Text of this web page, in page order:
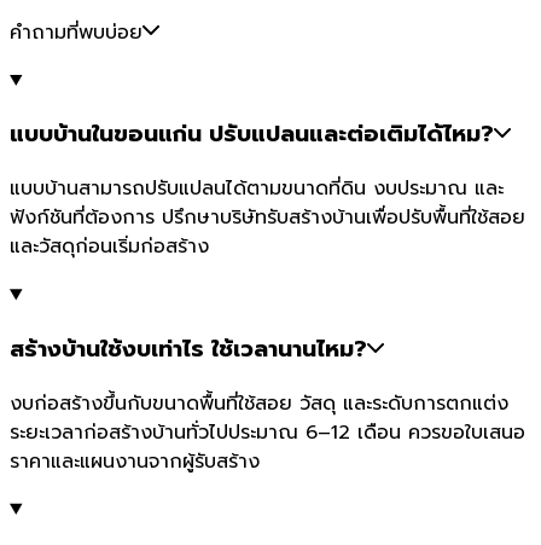
คำถามที่พบบ่อย
แบบบ้านในขอนแก่น ปรับแปลนและต่อเติมได้ไหม?
แบบบ้านสามารถปรับแปลนได้ตามขนาดที่ดิน งบประมาณ และ
ฟังก์ชันที่ต้องการ ปรึกษาบริษัทรับสร้างบ้านเพื่อปรับพื้นที่ใช้สอย
และวัสดุก่อนเริ่มก่อสร้าง
สร้างบ้านใช้งบเท่าไร ใช้เวลานานไหม?
งบก่อสร้างขึ้นกับขนาดพื้นที่ใช้สอย วัสดุ และระดับการตกแต่ง
ระยะเวลาก่อสร้างบ้านทั่วไปประมาณ 6–12 เดือน ควรขอใบเสนอ
ราคาและแผนงานจากผู้รับสร้าง